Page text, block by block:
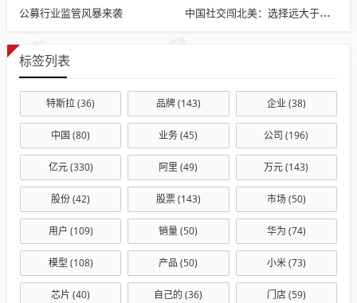
公募行业监管风暴来袭 中国社交闯北美：选择远大于努力
标签列表
特斯拉(36) 品牌(143) 企业(38)
中国 (80) 业务(45) 公司 (196)
亿元(330) 阿里(49) 万元(143)
股份(42) 股票(143) 市场(50)
用户 (109) 销量(50) 华为 (74)
模型(108) 产品 (50) 小米(73)
芯片 (40) 自己的 (36) 门店(59)